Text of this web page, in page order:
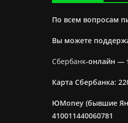
По всем вопросам
Вы можете
Сбербанк-онлайн —
Карта Сбербанка:
ЮMoney (бывшие
410011440060781